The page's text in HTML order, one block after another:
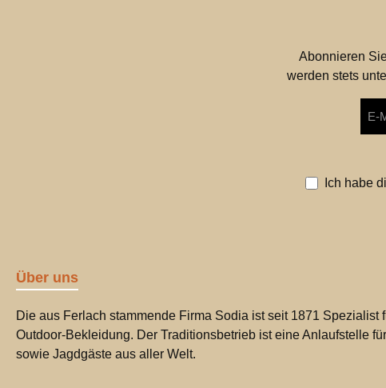
Abonnieren
werden stets
Mail-
Ich habe
Über uns
Die aus Ferlach stammende Firma Sodia ist seit 1871 Spezialist
Outdoor-Bekleidung. Der Traditionsbetrieb ist eine Anlaufstelle
sowie Jagdgäste aus aller Welt.